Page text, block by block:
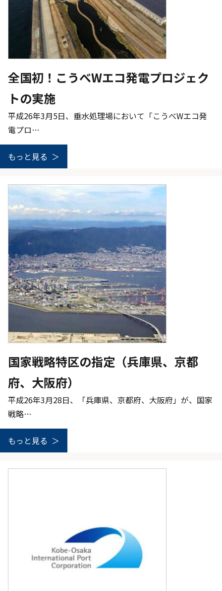
全国初！こうべWエコ発電プロジェク
トの実施
平成26年3月5日、垂水処理場において「こうべWエコ発
電プロ…
もっと見る
国家戦略特区の指定（兵庫県、京都
府、大阪府）
平成26年3月28日、「兵庫県、京都府、大阪府」が、国家
戦略…
もっと見る